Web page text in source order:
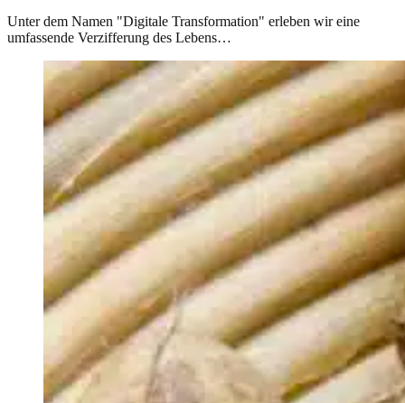
Unter dem Namen "Digitale Transformation" erleben wir eine
umfassende Verzifferung des Lebens…